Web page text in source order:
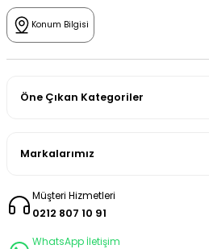
Konum Bilgisi
Öne Çıkan Kategoriler
Markalarımız
Müşteri Hizmetleri
0212 807 10 91
WhatsApp İletişim